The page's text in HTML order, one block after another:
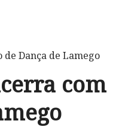
Dança de Lamego
com